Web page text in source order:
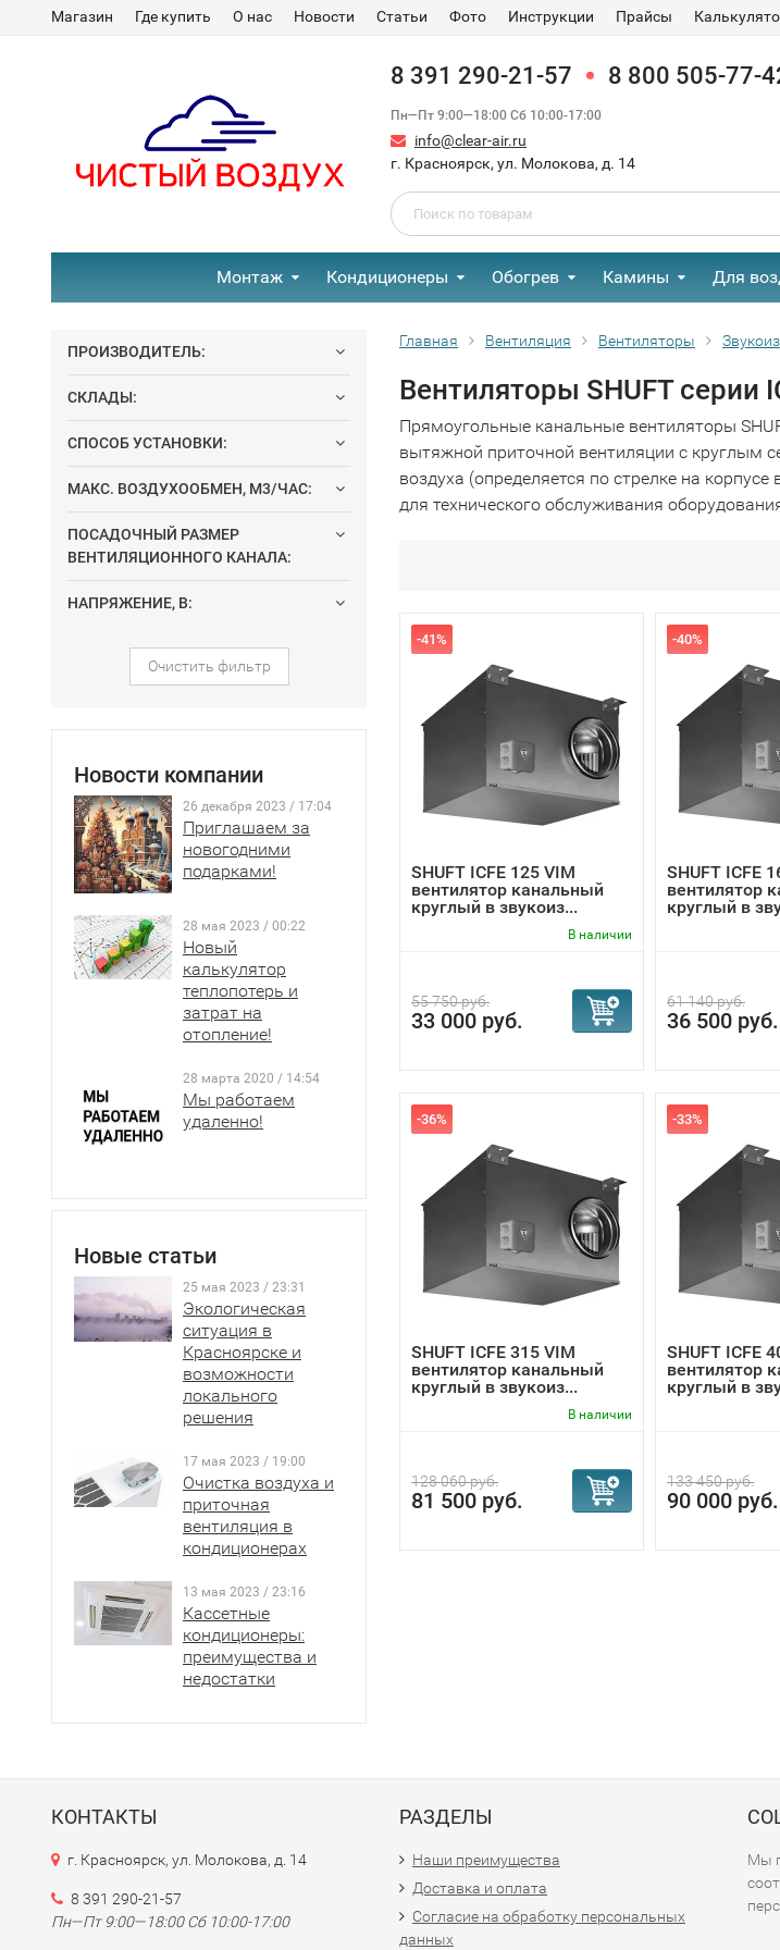
Магазин Где купить О нас Новости Статьи Фото Инструкции Прайсы
8 391 290-21-57 8 800 505-77-
Пн—Пт 9:00—18:00 Сб 10:00-17:00
info@clear-air.ru
г. Красноярск, ул. Молокова, д. 14
Монтаж Кондиционеры Обогрев Камины Для
ПРОИЗВОДИТЕЛЬ:
СКЛАДЫ:
СПОСОБ УСТАНОВКИ:
МАКС. ВОЗДУХООБМЕН, М3/ЧАС:
ПОСАДОЧНЫЙ РАЗМЕР
ВЕНТИЛЯЦИОННОГО КАНАЛА:
НАПРЯЖЕНИЕ, В:
Очистить фильтр
Новости компании
26 декабря 2023 / 17:04
Приглашаем за
новогодними
подарками!
28 мая 2023 / 00:22
Новый
калькулятор
теплопотерь и
затрат на
отопление!
28 марта 2020 / 14:54
Мы работаем
удаленно!
Новые статьи
25 мая 2023 / 23:31
Экологическая
ситуация в
Красноярске и
возможности
локального
решения
17 мая 2023 / 19:00
Очистка воздуха и
приточная
вентиляция в
кондиционерах
13 мая 2023 / 23:16
Кассетные
кондиционеры:
преимущества и
недостатки
Главная Вентиляция Вентиляторы
Вентиляторы SHUFT серии
Прямоугольные канальные вентиляторы
вытяжной приточной вентиляции с круглым
воздуха (определяется по стрелке на
для технического обслуживания
-41%
SHUFT ICFE 125 VIM
вентилятор канальный
круглый в звукоиз...
В наличии
55 750 руб.
33 000 руб.
-40%
SHUFT ICFE
вентилятор
круглый в
61 140 руб.
36 500 руб.
-36%
SHUFT ICFE 315 VIM
вентилятор канальный
круглый в звукоиз...
В наличии
128 060 руб.
81 500 руб.
-33%
SHUFT ICFE
вентилятор
круглый в
133 450 руб.
90 000 руб.
КОНТАКТЫ
г. Красноярск, ул. Молокова, д. 14
8 391 290-21-57
Пн—Пт 9:00—18:00 Сб 10:00-17:00
РАЗДЕЛЫ
Наши преимущества
Доставка и оплата
Согласие на обработку персональных
данных
Мы